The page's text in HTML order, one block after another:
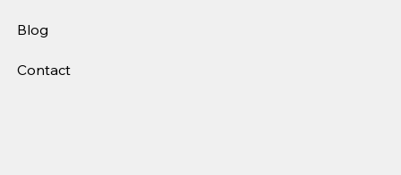
Blog
Contact